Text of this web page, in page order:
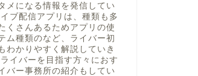
メになる情報を発信してい
ブ配信アプリは、種類も多
くさんあるためアプリの使
ム種類のなど、ライバー初
わかりやすく解説していき
イバーを目指す方々におす
バー事務所の紹介もしてい